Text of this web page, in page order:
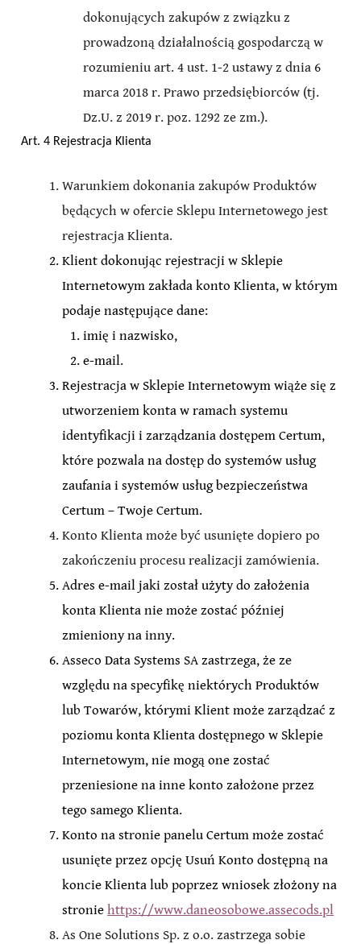
dokonujących zakupów z związku z
prowadzoną działalnością gospodarczą w
rozumieniu art. 4 ust. 1-2 ustawy z dnia 6
marca 2018 r. Prawo przedsiębiorców (tj.
Dz.U. z 2019 r. poz. 1292 ze zm.).
Art. 4 Rejestracja Klienta
Warunkiem dokonania zakupów Produktów
będących w ofercie Sklepu Internetowego jest
rejestracja Klienta.
Klient dokonując rejestracji w Sklepie
Internetowym zakłada konto Klienta, w którym
podaje następujące dane:
imię i nazwisko,
e-mail.
Rejestracja w Sklepie Internetowym wiąże się z
utworzeniem konta w ramach systemu
identyfikacji i zarządzania dostępem Certum,
które pozwala na dostęp do systemów usług
zaufania i systemów usług bezpieczeństwa
Certum – Twoje Certum.
Konto Klienta może być usunięte dopiero po
zakończeniu procesu realizacji zamówienia.
Adres e-mail jaki został użyty do założenia
konta Klienta nie może zostać później
zmieniony na inny.
Asseco Data Systems SA zastrzega, że ze
względu na specyfikę niektórych Produktów
lub Towarów, którymi Klient może zarządzać z
poziomu konta Klienta dostępnego w Sklepie
Internetowym, nie mogą one zostać
przeniesione na inne konto założone przez
tego samego Klienta.
Konto na stronie panelu Certum może zostać
usunięte przez opcję Usuń Konto dostępną na
koncie Klienta lub poprzez wniosek złożony na
stroniehttps://www.daneosobowe.assecods.pl
As One Solutions Sp. z o.o. zastrzega sobie